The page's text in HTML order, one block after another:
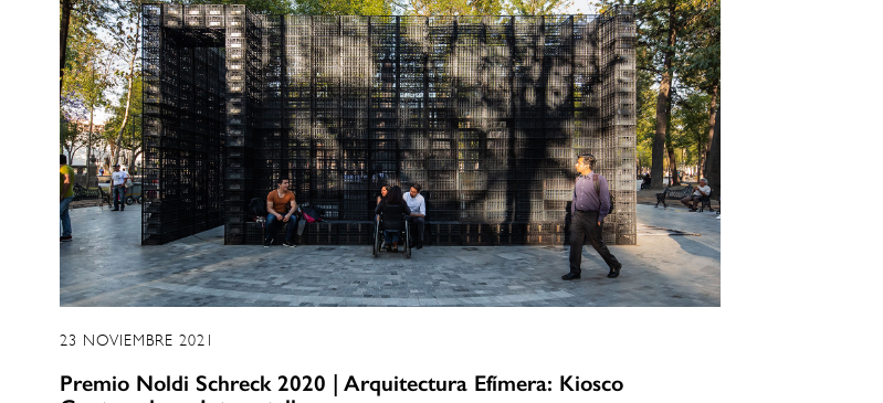
23 NOVIEMBRE 2021
Premio Noldi Schreck 2020 | Arquitectura Efímera: Kiosco